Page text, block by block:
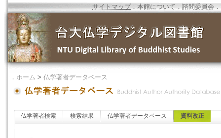
サイトマップ．本館について ．諮問委員会 ．
． ホーム > 仏学著者データベース
仏学著者検索 検索結果 仏学著者データベース 資料改正